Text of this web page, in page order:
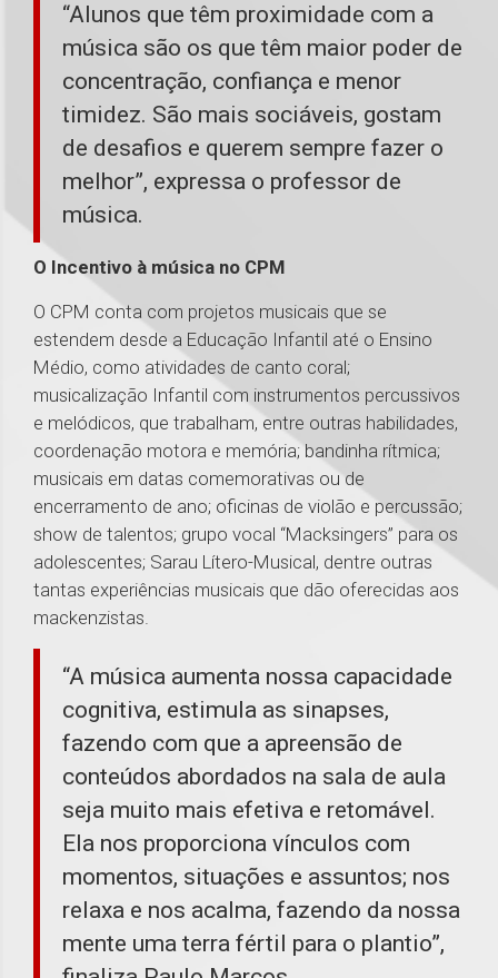
“Alunos que têm proximidade com a
música são os que têm maior poder de
concentração, confiança e menor
timidez. São mais sociáveis, gostam
de desafios e querem sempre fazer o
melhor”, expressa o professor de
música.
O Incentivo à música no CPM
O CPM conta com projetos musicais que se
estendem desde a Educação Infantil até o Ensino
Médio, como atividades de canto coral;
musicalização Infantil com instrumentos percussivos
e melódicos, que trabalham, entre outras habilidades,
coordenação motora e memória; bandinha rítmica;
musicais em datas comemorativas ou de
encerramento de ano; oficinas de violão e percussão;
show de talentos; grupo vocal “Macksingers” para os
adolescentes; Sarau Lítero-Musical, dentre outras
tantas experiências musicais que dão oferecidas aos
mackenzistas.
“A música aumenta nossa capacidade
cognitiva, estimula as sinapses,
fazendo com que a apreensão de
conteúdos abordados na sala de aula
seja muito mais efetiva e retomável.
Ela nos proporciona vínculos com
momentos, situações e assuntos; nos
relaxa e nos acalma, fazendo da nossa
mente uma terra fértil para o plantio”,